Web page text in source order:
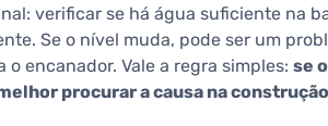
verificar se há água suficiente na
Se o nível muda, pode ser um
encanador. Vale a regra simples: se
procurar a causa na